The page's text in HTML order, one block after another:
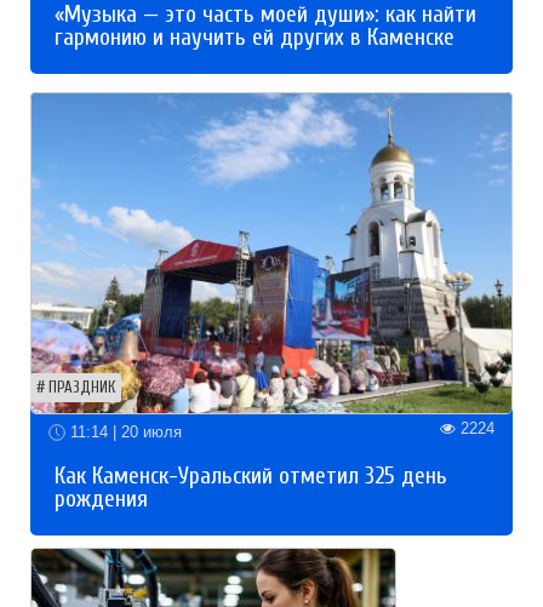
«Музыка — это часть моей души»: как найти
гармонию и научить ей других в Каменске
ПРАЗДНИК
11:14 | 20 июля 2224
Как Каменск-Уральский отметил 325 день
рождения